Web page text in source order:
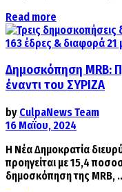
Read more
Δημοσκόπηση MRB:
έναντι του ΣΥΡΙΖΑ
by CulpaNews Team
16 Μαΐου, 2024
Η Νέα Δημοκρατία
προηγείται με 15,4
δημοσκόπηση της MRB,